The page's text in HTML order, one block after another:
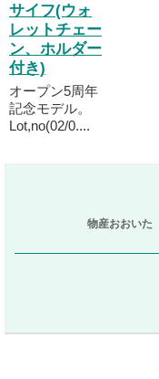
サイフ(ウォ
レットチェー
ン、ホルダー
付き)
オープン5周年
記念モデル。
Lot,no(02/0....
物産おおいた